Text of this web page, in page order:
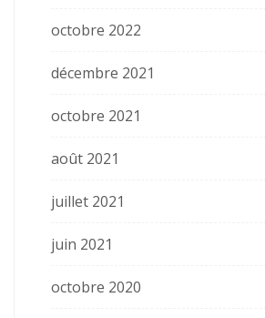
octobre 2022
décembre 2021
octobre 2021
août 2021
juillet 2021
juin 2021
octobre 2020